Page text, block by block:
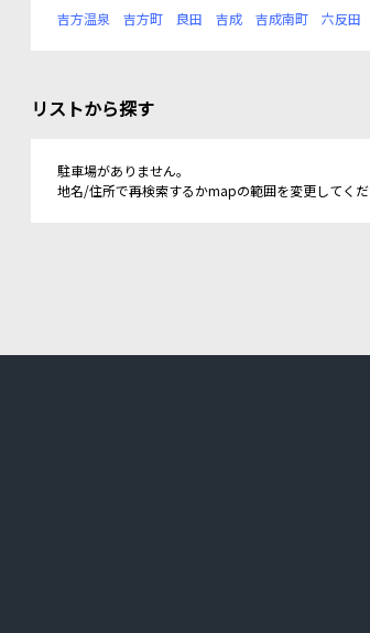
吉方温泉
吉方町 良田 吉成 吉成南町 六反田
リストから探す
駐車場がありません。
地名/住所で再検索するかmapの範囲を変更してくだ